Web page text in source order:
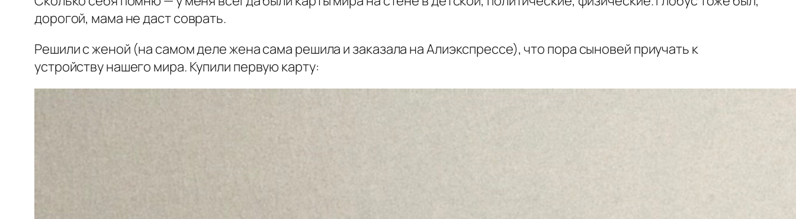
дорогой, мама не даст соврать.
Решили с женой (на самом деле жена сама решила и заказала на Алиэкспрессе), что пора сыновей приучать к
устройству нашего мира. Купили первую карту: